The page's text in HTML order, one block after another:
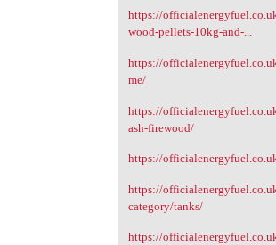
https://
wood-pellets-10kg-and-...
https://
me/
https://
ash-firewood/
https://
https://
category/tanks/
https://